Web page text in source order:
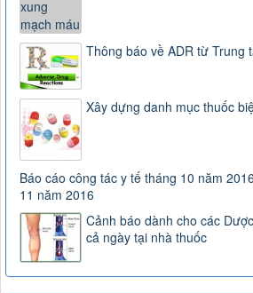
Thông báo về ADR từ Trung
Xây dựng danh mục thuốc
Báo cáo công tác y tế tháng 10 năm
11 năm 2016
Cảnh báo dành cho các
cả ngày tại nhà thuốc
163/2025/NĐ-CP
Nghị định số 163/2025/NĐ-CP của
tiết một số điều và biện pháp để tổ